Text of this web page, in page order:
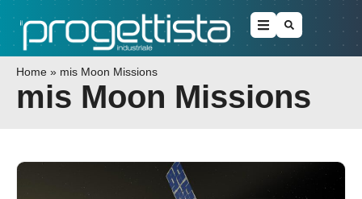
Home » mis Moon Missions
mis Moon Missions